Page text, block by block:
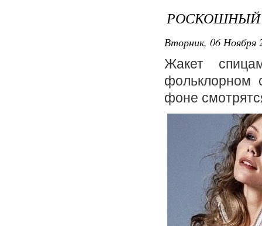
РОСКОШНЫЙ
Вторник, 06 Ноября
фольклорном
фоне